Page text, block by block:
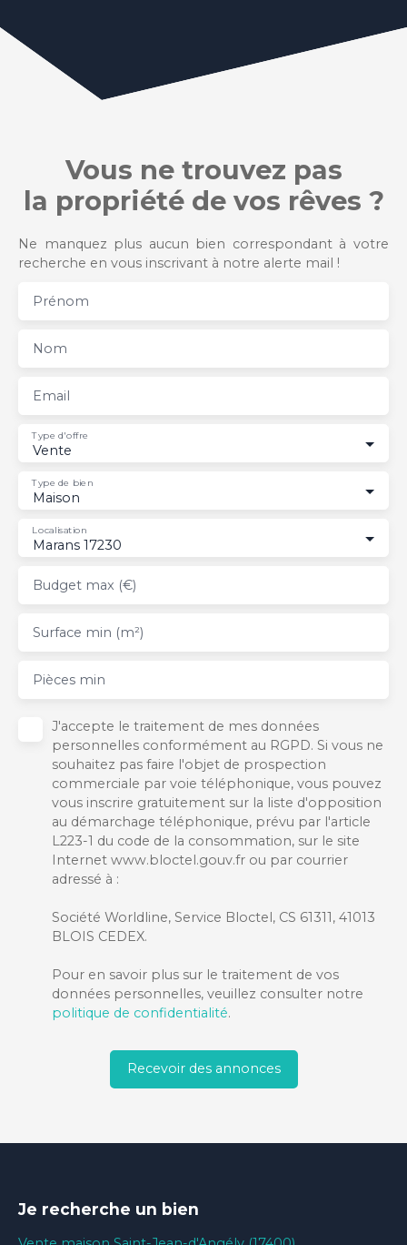
Vous ne trouvez pas
la propriété de vos rêves ?
Ne manquez plus aucun bien correspondant à votre
recherche en vous inscrivant à notre alerte mail !
Prénom
Nom
Email
Vente
Type d'offre
Maison
Type de bien
Marans 17230
Localisation
Budget max (€)
Surface min (m²)
Pièces min
J'accepte le traitement de mes données
personnelles conformément au RGPD. Si vous ne
souhaitez pas faire l'objet de prospection
commerciale par voie téléphonique, vous pouvez
vous inscrire gratuitement sur la liste d'opposition
au démarchage téléphonique, prévu par l'article
L223-1 du code de la consommation, sur le site
Internet www.bloctel.gouv.fr ou par courrier
adressé à :
Société Worldline, Service Bloctel, CS 61311, 41013
BLOIS CEDEX.
Pour en savoir plus sur le traitement de vos
données personnelles, veuillez consulter notre
politique de confidentialité.
Recevoir des annonces
Je recherche un bien